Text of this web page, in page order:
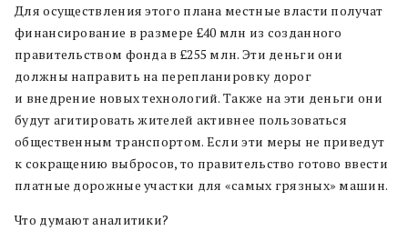
Для осуществления этого плана местные власти получат
финансирование в размере £40 млн из созданного
правительством фонда в £255 млн. Эти деньги они
должны направить на перепланировку дорог
и внедрение новых технологий. Также на эти деньги они
будут агитировать жителей активнее пользоваться
общественным транспортом. Если эти меры не приведут
к сокращению выбросов, то правительство готово ввести
платные дорожные участки для «самых грязных» машин.
Что думают аналитики?